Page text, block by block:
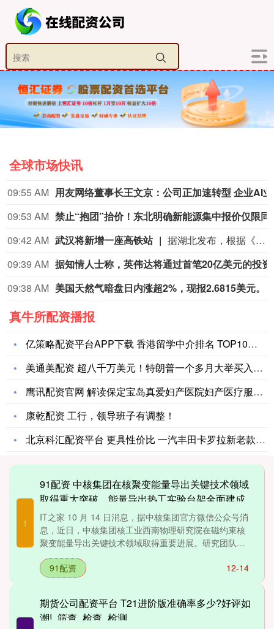
全球市场快讯
09:55 AM
09:53 AM
09:42 AM 武汉将新增一座高铁站
据湖北发布，根据《新建合肥至武汉高速铁路长江新区站站房工程及天河站站区相关工程HWZF-1(HBSJ-202401TL-010023001)资审文件公告》，长江新区站计划开工时间和竣工时间均已明确：计划开工日期2026年9月1日，计划竣工日期2028年6月30日，计划工期668日历天。长江新区站位于武汉中北部，北靠黄陂区，南依长江新城。车站西距武汉天河站22.86km，东距红安站24.726km。
09:39 AM
09:38 AM 美国天然气暗盘日内涨超2%，现报2.6815美元。
真牛所配资播报
亿策略配资平台APP下载 香港留学中介排名 TOP10：机构
美通美配资 超八千万美元！特朗普一个多月大举买入债券
鹰讯配资官网 解读保定宝岛真爱妇产医院妇产医疗服务的独特魅力
康乾配资 工行，领导班子有调整！
北京科汇配资平台 更具性价比 一汽丰田卡罗拉新老款车型对比
1
91配资 中核集团在核聚变能量导出关键技术领域
取得重大突破，能量导出热工实验台架全面建成
IT之家 10 月 14 日消息，据中核集团官方微信公众号消
息，近日，中核集团核工业西南物理研究院在磁约束核
聚变能量导出关键技术领域取得重要进展。研究团队自
主设....
12-14
91配资
期货公司配资平台 T21进阶版准确率多少?好评如
潮!_筛查_检查_检测